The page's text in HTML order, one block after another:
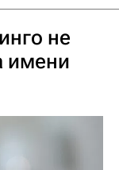
не
имени